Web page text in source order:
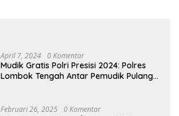
April 7, 2024 0 Komentar
Mudik Gratis Polri Presisi 2024: Polres
Lombok Tengah Antar Pemudik Pulang
Februari 26, 2025 0 Komentar